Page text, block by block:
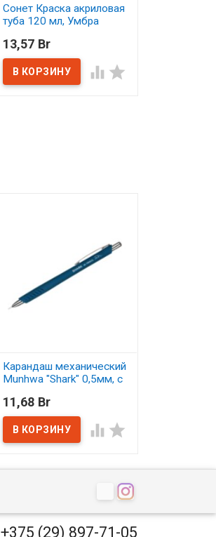
Сонет Краска акриловая
туба 120 мл, Умбра
В наличии
13,57 Br
 
Карандаш механический
Munhwa "Shark" 0,5мм, с
В наличии
11,68 Br
 
+375 (29) 897-71-05